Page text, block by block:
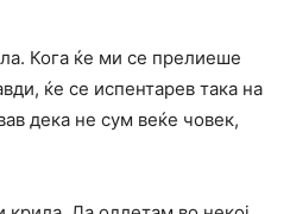
Кога ќе ми се прелиеше
ќе се испентарев така на
дека не сум веќе човек,